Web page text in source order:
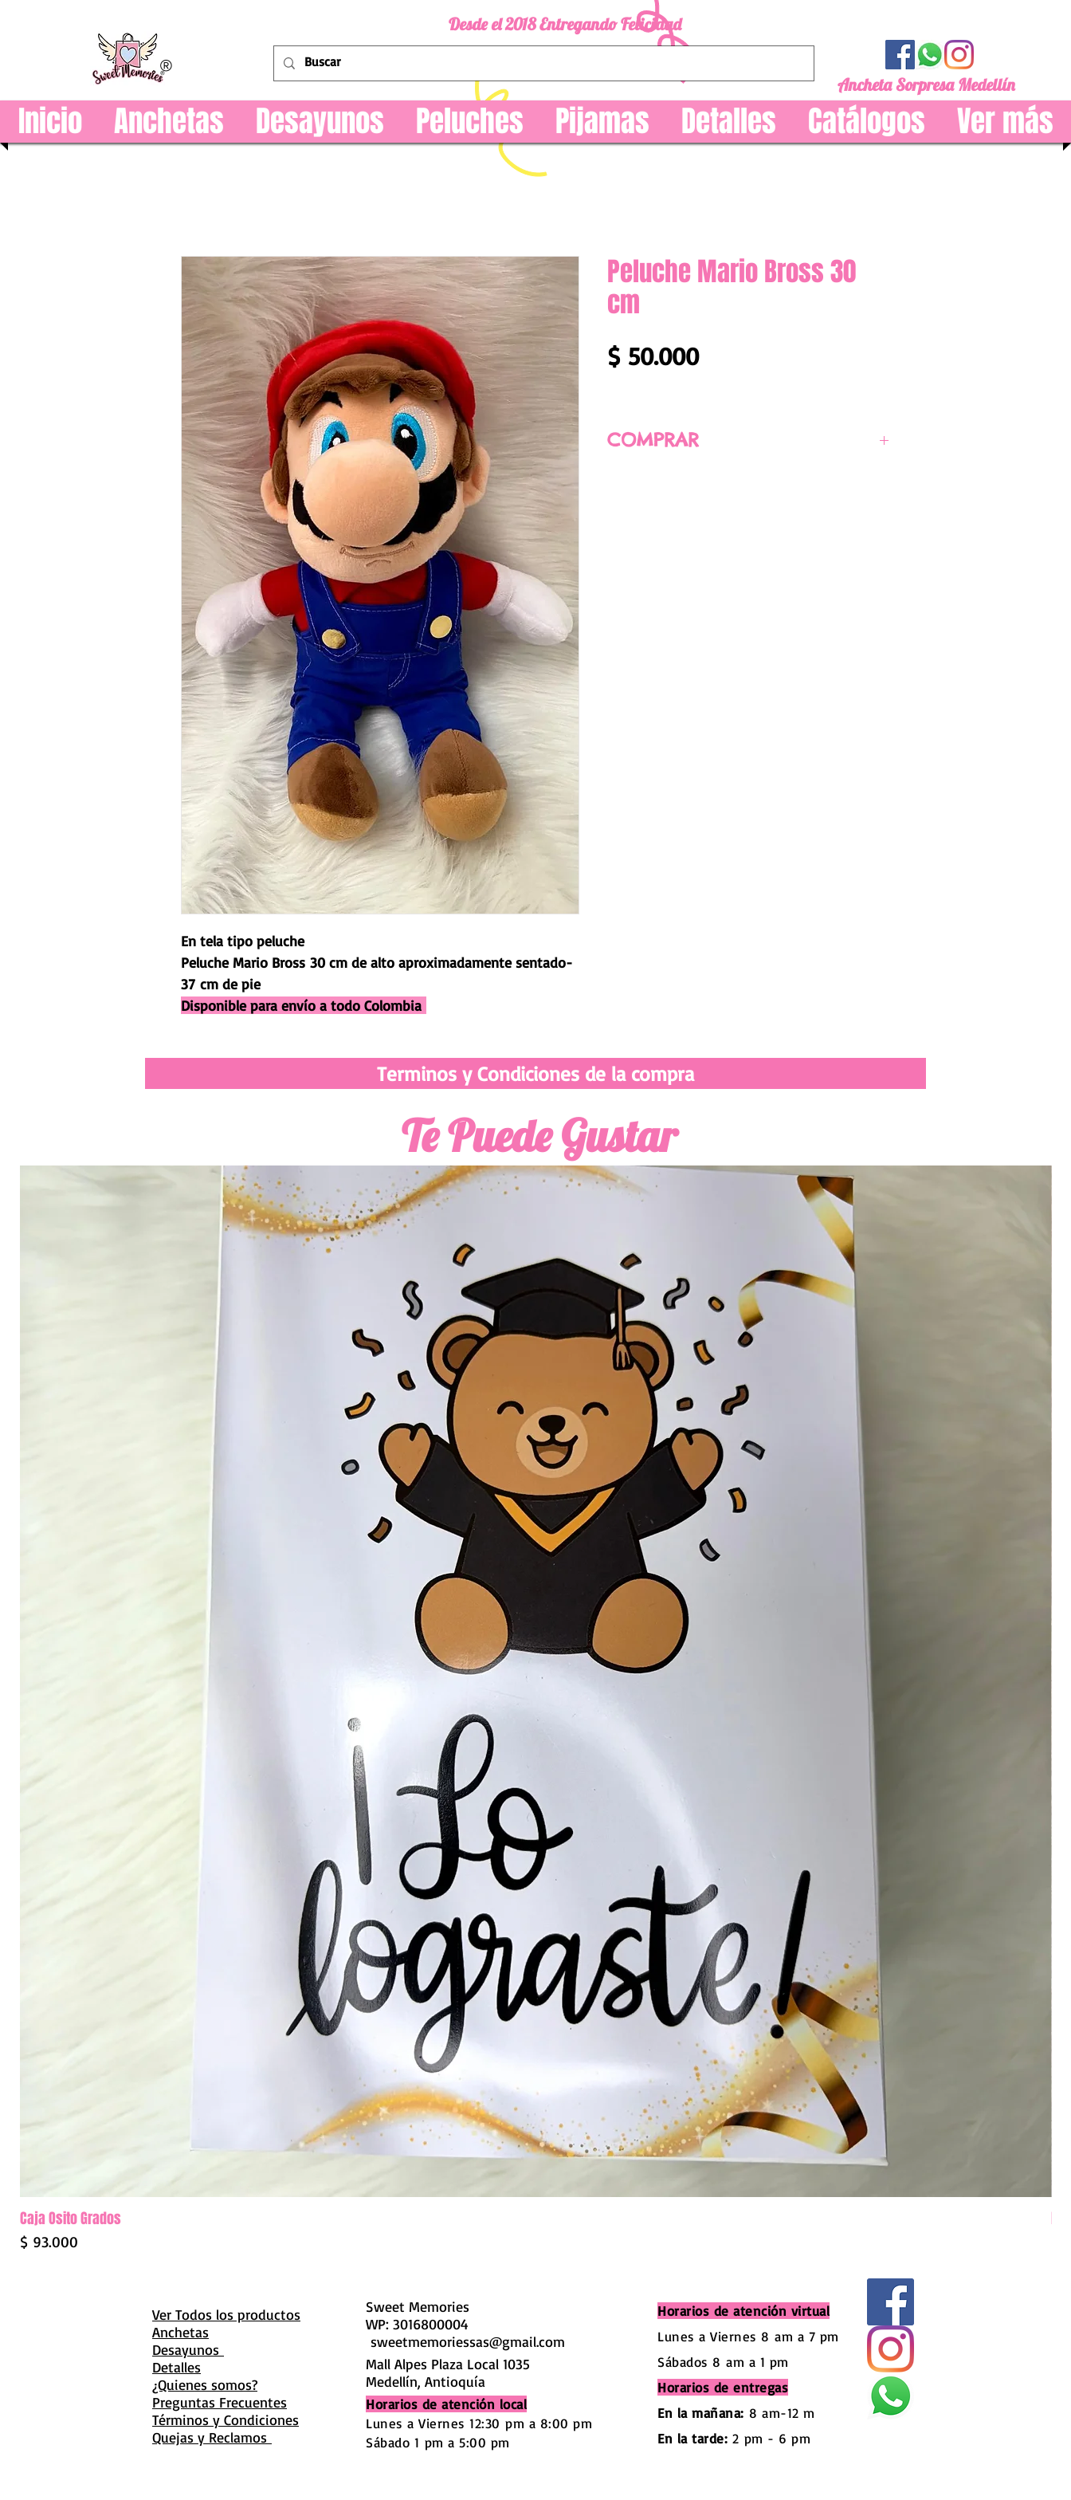
Desde el 2018 Entregando Felicidad
®
Ancheta Sorpresa Medellín
Inicio Anchetas Desayunos Peluches Pijamas Detalles Catálogos Ver más
En tela tipo peluche
Peluche Mario Bross 30 cm de alto aproximadamente sentado-
37 cm de pie
Disponible para envío a todo Colombia
Peluche Mario Bross 30
cm
$ 50.000Precio
COMPRAR
Terminos y Condiciones de la compra
Caja Osito Grados
Precio
$ 93.000
Te Puede Gustar
Ver Todos los productos
Anchetas
Desayunos
Detalles
¿Quienes somos?
Preguntas Frecuentes
Términos y Condiciones
Quejas y Reclamos
Mall Alpes Plaza Local 1035
Medellín, Antioquía
Horarios de atención local
Lunes a Viernes 12:30 pm a 8:00 pm
Sábado 1 pm a 5:00 pm
Sweet Memories
WP: 3016800004
sweetmemoriessas@gmail.com
Horarios de atención virtual
Lunes a Viernes 8 am a 7 pm
Sábados 8 am a 1 pm
Horarios de entregas
En la mañana: 8 am-12 m
En la tarde: 2 pm - 6 pm